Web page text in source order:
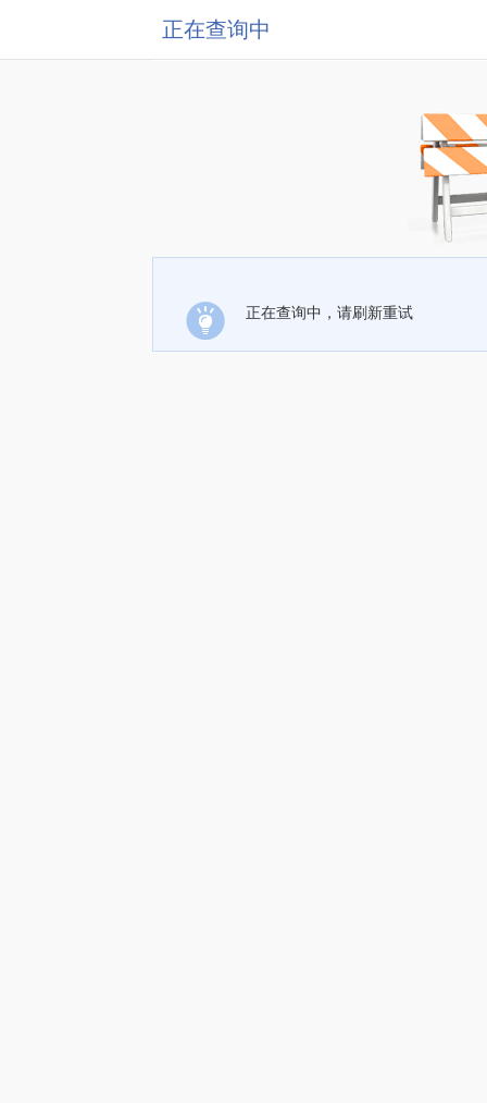
正在查询中
正在查询中，请刷新重试